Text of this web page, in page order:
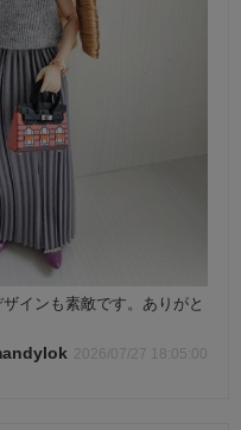
インも素敵です。ありがと
2026/07/27 18:05:00